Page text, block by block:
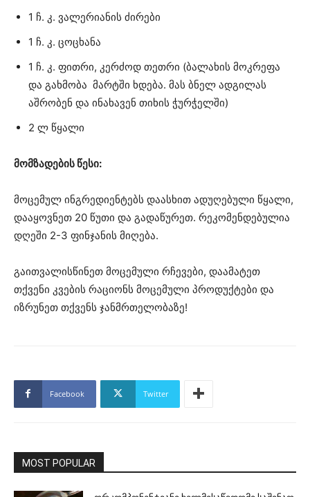
1 ჩ. კ. ვალერიანის ძირები
1 ჩ. კ. ცოცხანა
1 ჩ. კ. ფითრი, კერძოდ თეთრი (ბალახის მოკრეფა
და გახმობა მარტში ხდება. მას ბნელ ადგილას
აშრობენ და ინახავენ თიხის ჭურჭელში)
2 ლ წყალი
მომზადების წესი:
მოცემულ ინგრედიენტებს დაასხით ადუღებული წყალი,
დააყოვნეთ 20 წუთი და გადაწურეთ. რეკომენდებულია
დღეში 2-3 ფინჯანის მიღება.
გაითვალისწინეთ მოცემული რჩევები, დაამატეთ
თქვენი კვების რაციონს მოცემული პროდუქტები და
იზრუნეთ თქვენს ჯანმრთელობაზე!
Facebook Twitter
MOST POPULAR